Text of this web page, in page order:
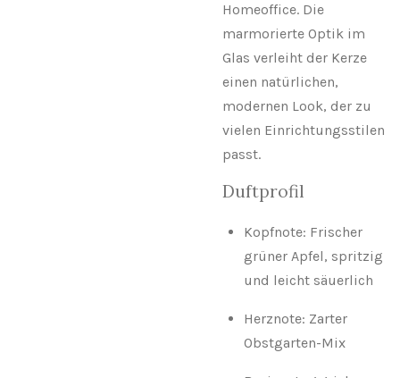
Homeoffice. Die
marmorierte Optik im
Glas verleiht der Kerze
einen natürlichen,
modernen Look, der zu
vielen Einrichtungsstilen
passt.
Duftprofil
Kopfnote: Frischer
grüner Apfel, spritzig
und leicht säuerlich
Herznote: Zarter
Obstgarten-Mix